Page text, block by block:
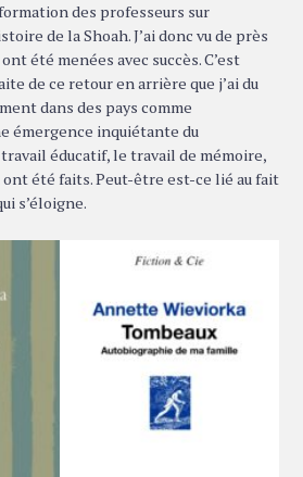
des professeurs sur
de la Shoah. J’ai donc vu de près
été menées avec succès. C’est
de ce retour en arrière que j’ai du
dans des pays comme
émergence inquiétante du
éducatif, le travail de mémoire,
été faits. Peut-être est-ce lié au fait
s’éloigne.